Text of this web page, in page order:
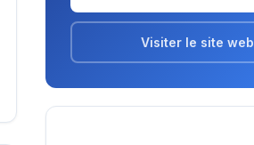
Visiter le site web